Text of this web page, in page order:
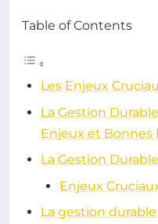
Table of Contents
Les Enjeux
La Gestion
Enjeux et Bonnes
La Gestion
Enjeux
La gestion